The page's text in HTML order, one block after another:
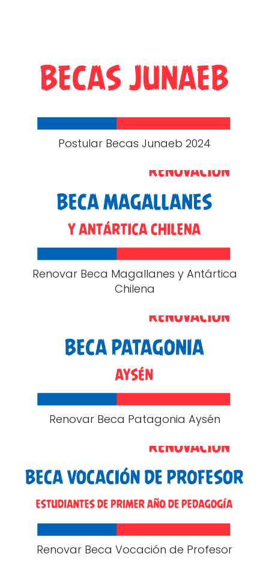
Postular Becas Junaeb 2024
Renovar Beca Magallanes y Antártica
Chilena
Renovar Beca Patagonia Aysén
Renovar Beca Vocación de Profesor